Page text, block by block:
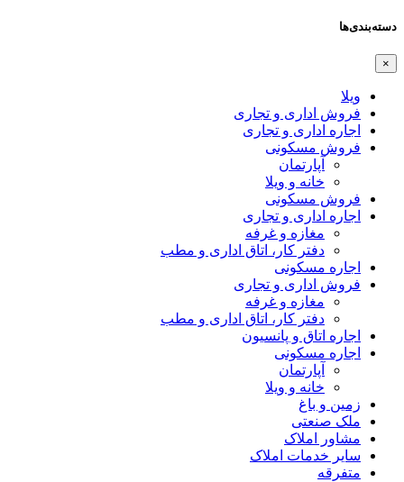
دسته‌بندی‌ها
×
ویلا
فروش اداری و تجاری
اجاره اداری و تجاری
فروش مسکونی
آپارتمان
خانه و ویلا
فروش مسکونی
اجاره اداری و تجاری
مغازه و غرفه
دفتر کار، اتاق اداری و مطب
اجاره مسکونی
فروش اداری و تجاری
مغازه و غرفه
دفتر کار، اتاق اداری و مطب
اجاره اتاق و پانسیون
اجاره مسکونی
آپارتمان
خانه و ویلا
زمین و باغ
ملک صنعتی
مشاور املاک
سایر خدمات املاک
متفرقه